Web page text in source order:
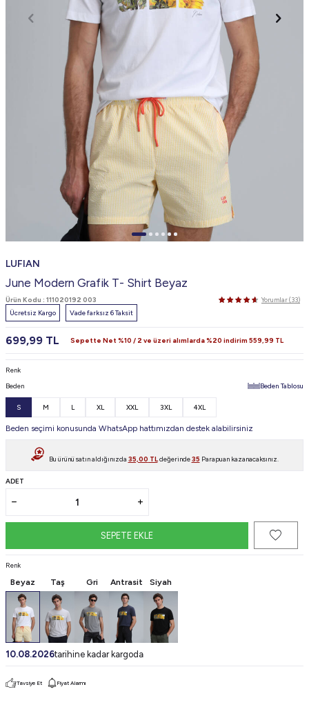
LUFIAN
June Modern Grafik T- Shirt Beyaz
Ürün Kodu : 111020192 003
Yorumlar (33)
Ücretsiz Kargo
Vade farksız 6 Taksit
699,99 TL Sepette Net %10 / 2 ve üzeri alımlarda %20 indirim 559,99 TL
Renk
Beden Beden Tablosu
S M L XL XXL 3XL 4XL
Beden seçimi konusunda WhatsApp hattımızdan destek alabilirsiniz
Bu ürünü satın aldığınızda35,00 TLdeğerinde35 Parapuan kazanacaksınız.
ADET
SEPETE EKLE
Renk
Beyaz Taş Gri Antrasit Siyah
10.08.2026tarihine kadar kargoda
Tavsiye Et Fiyat Alarmı